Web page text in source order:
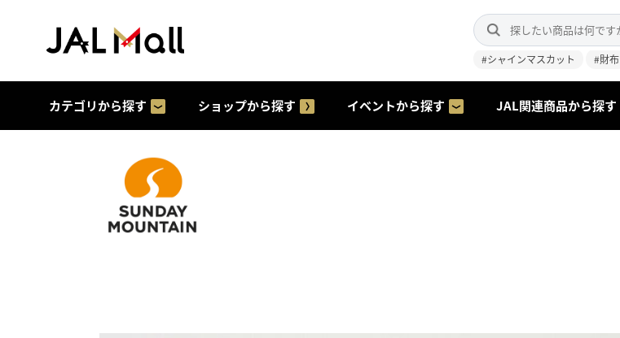
#シャインマスカット #財布
カテゴリから探す ショップから探す イベントから探す JAL関連商品から探す